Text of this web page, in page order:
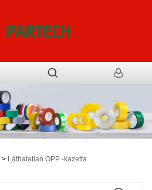
> Láthatatlan OPP -kazetta